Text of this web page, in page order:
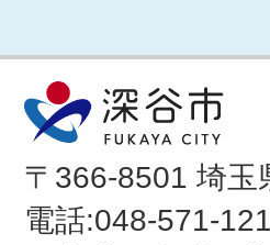
〒366-8501 埼玉
電話:048-571-